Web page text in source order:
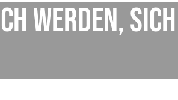
werden,